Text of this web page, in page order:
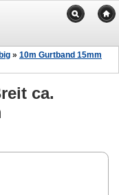
» 10m Gurtband 15mm
ca.